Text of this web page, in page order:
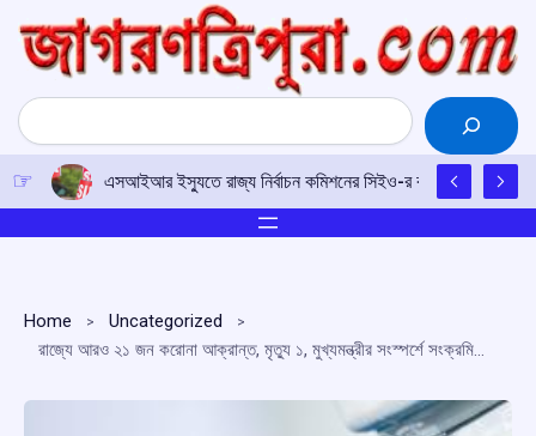
content
Search
এসআইআর ইস্যুতে রাজ্য নির্বাচন কমিশনের সিইও-র কাছে
Home
Uncategorized
রাজ্যে আরও ২১ জন করোনা আক্রান্ত, মৃত্যু ১, মুখ্যমন্ত্রীর সংস্পর্শে সংক্রমিত হলেন এক